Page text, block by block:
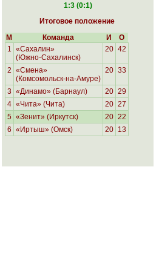
1:3 (0:1)
Итоговое положение
М
Команда И
О
1 «Сахалин»
(Южно-Сахалинск)
20 42
2 «Смена»
(Комсомольск-на-Амуре)
20 33
3 «Динамо» (Барнаул) 20 29
4 «Чита» (Чита) 20 27
5 «Зенит» (Иркутск) 20 22
6 «Иртыш» (Омск) 20 13